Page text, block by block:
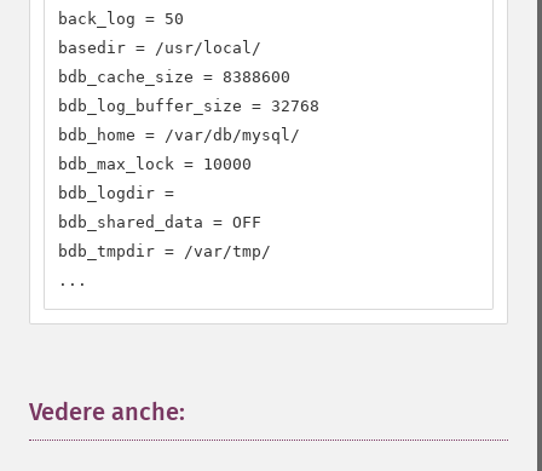
back_log = 50
basedir = /usr/local/
bdb_cache_size = 8388600
bdb_log_buffer_size = 32768
bdb_home = /var/db/mysql/
bdb_max_lock = 10000
bdb_logdir =
bdb_shared_data = OFF
bdb_tmpdir = /var/tmp/
...
Vedere anche: